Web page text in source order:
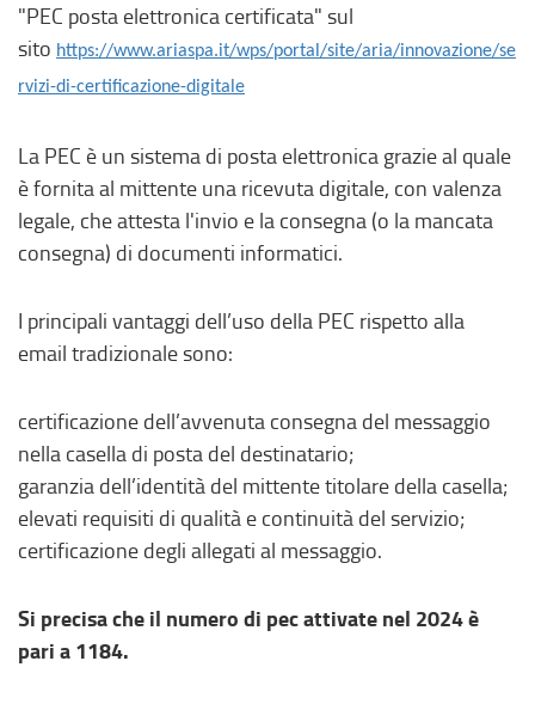
"PEC posta elettronica certificata" sul
sito https://www.ariaspa.it/wps/portal/site/aria/innovazione/se
rvizi-di-certificazione-digitale
La PEC è un sistema di posta elettronica grazie al quale
è fornita al mittente una ricevuta digitale, con valenza
legale, che attesta l'invio e la consegna (o la mancata
consegna) di documenti informatici.
I principali vantaggi dell’uso della PEC rispetto alla
email tradizionale sono:
certificazione dell’avvenuta consegna del messaggio
nella casella di posta del destinatario;
garanzia dell’identità del mittente titolare della casella;
elevati requisiti di qualità e continuità del servizio;
certificazione degli allegati al messaggio.
Si precisa che il numero di pec attivate nel 2024 è
pari a 1184.